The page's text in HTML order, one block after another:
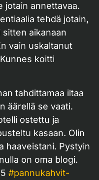
jotain annettavaa.
tehdä jotain,
aikanaan
vain uskaltanut
koitti
tahdittamaa iltaa
äärellä se vaati.
ostettu ja
kasaan. Olin
haaveistani. Pystyin
on oma blogi.
#pannukahvit-